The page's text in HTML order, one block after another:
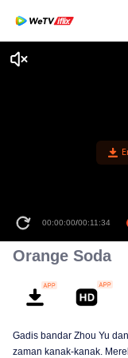
00:00:00/00:11:34
Orange Soda
Gadis bandar Zhou Yu
zaman kanak-kanak.